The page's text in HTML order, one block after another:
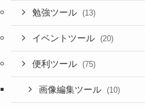
勉強ツール (13)
イベントツール (20)
便利ツール (75)
画像編集ツール (10)